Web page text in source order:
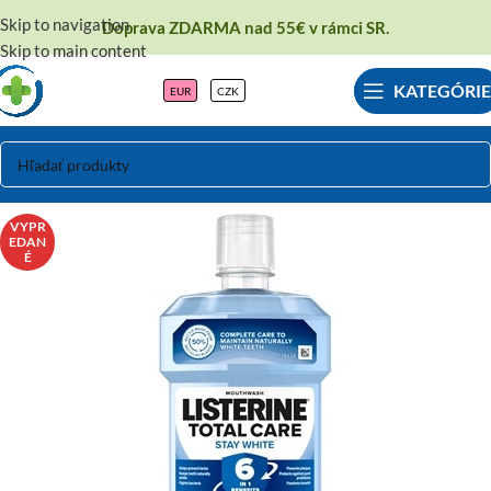
Skip to navigation
Skip to main content
Doprava ZDARMA nad 55€ v rámci SR.
EUR CZK KATEGÓRIE
VYPR
EDAN
É